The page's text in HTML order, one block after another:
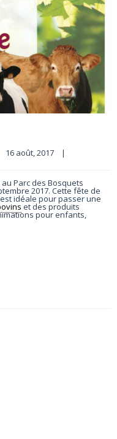
16 août, 2017 |
Parc des Bosquets
2017. Cette fête de
idéale pour passer une
et des produits
pour enfants,